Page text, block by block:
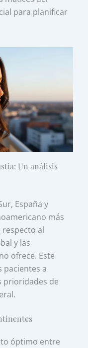
para planificar
Un análisis
España y
más
al
y las
ofrece. Este
pacientes a
prioridades de
óptimo entre